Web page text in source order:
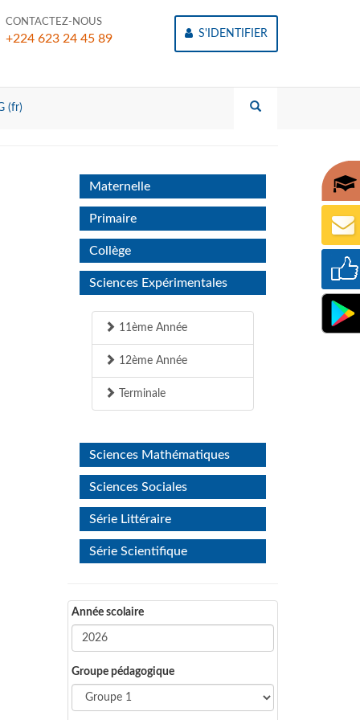
CONTACTEZ-NOUS
+224 623 24 45 89 S'IDENTIFIER
(fr)
Maternelle
Primaire
Collège
Sciences Expérimentales
11ème Année
12ème Année
Terminale
Sciences Mathématiques
Sciences Sociales
Série Littéraire
Série Scientifique
Année scolaire
Groupe pédagogique